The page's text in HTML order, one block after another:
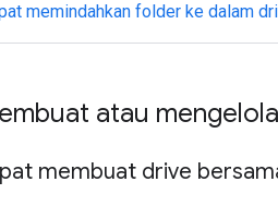
memindahkan folder ke dalam
atau
membuat drive